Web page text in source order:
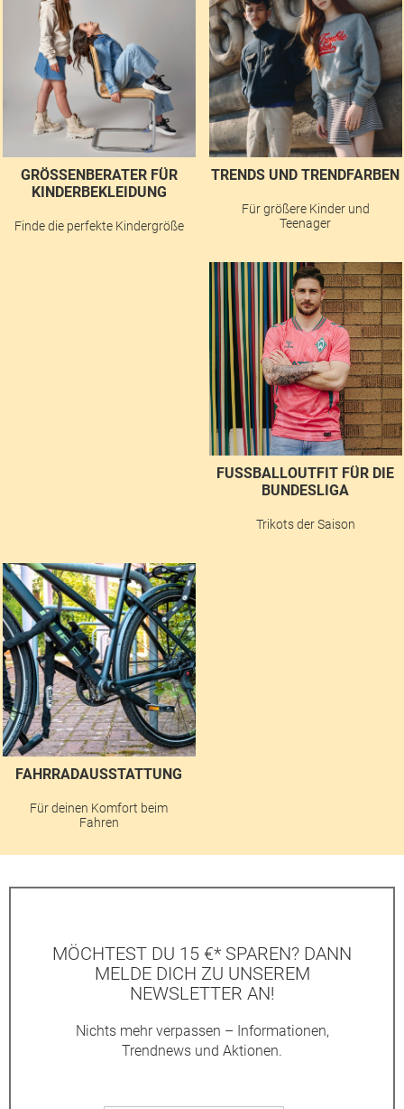
GRÖSSENBERATER FÜR K
INDERBEKLEIDUNG
Finde die perfekte Kindergröße
TRENDS UND TRENDFARBEN
Für größere Kinder und
Teenager
FUSSBALLOUTFIT FÜR DIE B
UNDESLIGA
Trikots der Saison
FAHRRADAUSSTATTUNG
Für deinen Komfort beim
Fahren
MÖCHTEST DU 15 €* SPAREN? DANN
MELDE DICH ZU UNSEREM
NEWSLETTER AN!
Nichts mehr verpassen – Informationen,
Trendnews und Aktionen.